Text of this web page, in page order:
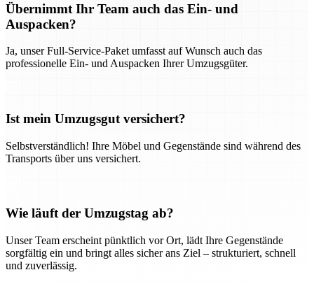
Übernimmt Ihr Team auch das Ein- und
Auspacken?
Ja, unser Full-Service-Paket umfasst auf Wunsch auch das
professionelle Ein- und Auspacken Ihrer Umzugsgüter.
Ist mein Umzugsgut versichert?
Selbstverständlich! Ihre Möbel und Gegenstände sind während des
Transports über uns versichert.
Wie läuft der Umzugstag ab?
Unser Team erscheint pünktlich vor Ort, lädt Ihre Gegenstände
sorgfältig ein und bringt alles sicher ans Ziel – strukturiert, schnell
und zuverlässig.